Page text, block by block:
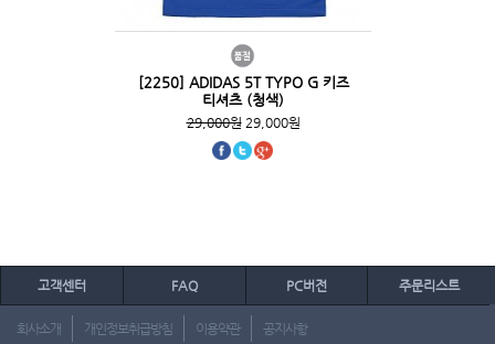
[2250] ADIDAS 5T TYPO G 키즈
티셔츠 (청색)
29,000원29,000원
고객센터 FAQ PC버전 주문리스트
회사소개 개인정보취급방침 이용약관 공지사항